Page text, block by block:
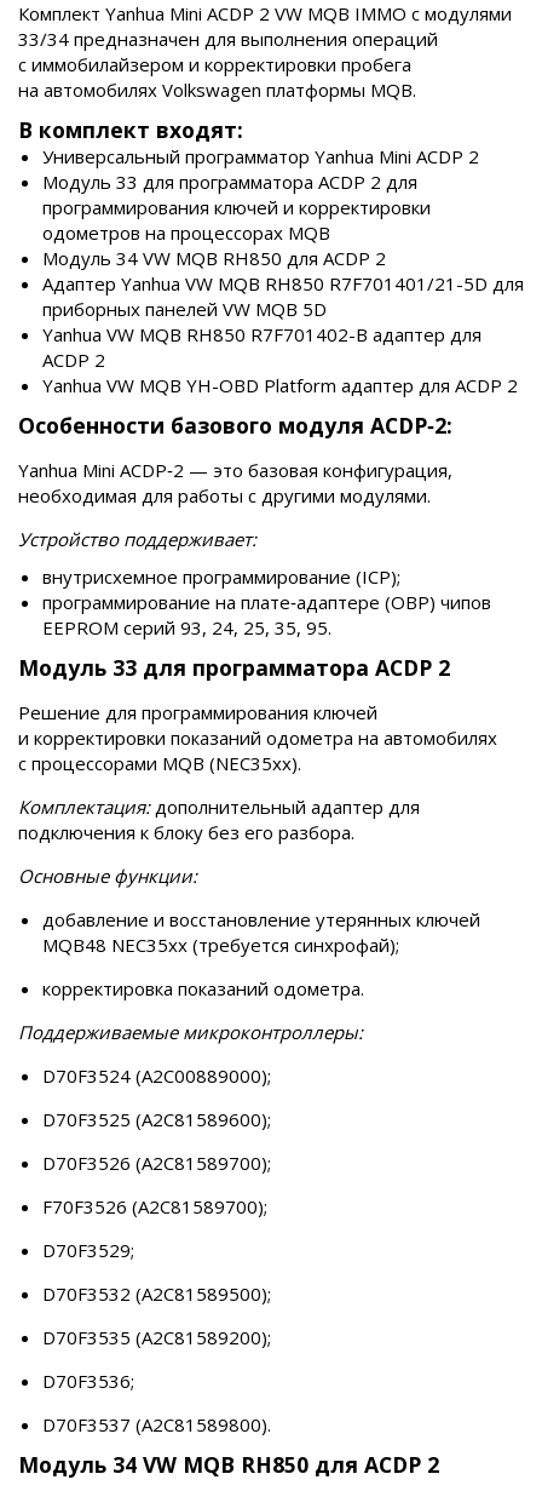
Комплект Yanhua Mini ACDP 2 VW MQB IMMO с модулями
33/34 предназначен для выполнения операций
с иммобилайзером и корректировки пробега
на автомобилях Volkswagen платформы MQB.
В комплект входят:
Универсальный программатор Yanhua Mini ACDP 2
Модуль 33 для программатора ACDP 2 для
программирования ключей и корректировки
одометров на процессорах MQB
Модуль 34 VW MQB RH850 для ACDP 2
Адаптер Yanhua VW MQB RH850 R7F701401/21-5D для
приборных панелей VW MQB 5D
Yanhua VW MQB RH850 R7F701402-B адаптер для
ACDP 2
Yanhua VW MQB YH-OBD Platform адаптер для ACDP 2
Особенности базового модуля ACDP‑2:
Yanhua Mini ACDP‑2 — это базовая конфигурация,
необходимая для работы с другими модулями.
Устройство поддерживает:
внутрисхемное программирование (ICP);
программирование на плате‑адаптере (OBP) чипов
EEPROM серий 93, 24, 25, 35, 95.
Модуль 33 для программатора ACDP 2
Решение для программирования ключей
и корректировки показаний одометра на автомобилях
с процессорами MQB (NEC35xx).
Комплектация:дополнительный адаптер для
подключения к блоку без его разбора.
Основные функции:
добавление и восстановление утерянных ключей
MQB48 NEC35xx (требуется синхрофай);
корректировка показаний одометра.
Поддерживаемые микроконтроллеры:
D70F3524 (A2C00889000);
D70F3525 (A2C81589600);
D70F3526 (A2C81589700);
F70F3526 (A2C81589700);
D70F3529;
D70F3532 (A2C81589500);
D70F3535 (A2C81589200);
D70F3536;
D70F3537 (A2C81589800).
Модуль 34 VW MQB RH850 для ACDP 2